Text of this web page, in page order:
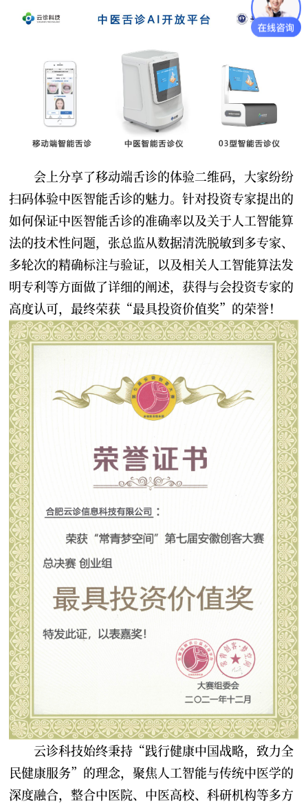
会上分享了移动端舌诊的体验二维码，大家纷纷
扫码体验中医智能舌诊的魅力。针对投资专家提出的
如何保证中医智能舌诊的准确率以及关于人工智能算
法的技术性问题，张总监从数据清洗脱敏到多专家、
多轮次的精确标注与验证，以及相关人工智能算法发
明专利等方面做了详细的阐述，获得与会投资专家的
高度认可，最终荣获“最具投资价值奖”的荣誉！
云诊科技始终秉持“践行健康中国战略，致力全
民健康服务”的理念，聚焦人工智能与传统中医学的
深度融合，整合中医院、中医高校、科研机构等多方